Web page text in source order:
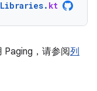
. kt
，请参阅列